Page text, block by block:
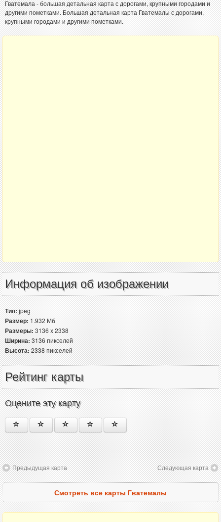
Гватемала - большая детальная карта с дорогами, крупными городами и
другими пометками. Большая детальная карта Гватемалы с дорогами,
крупными городами и другими пометками.
Информация об изображении
Тип:jpeg
Размер:1.932 Мб
Размеры:3136 x 2338
Ширина:3136 пикселей
Высота:2338 пикселей
Рейтинг карты
Оцените эту карту
Предыдущая карта Следующая карта
Смотреть все карты Гватемалы